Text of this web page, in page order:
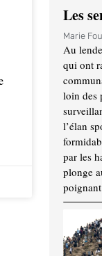
Les
Marie
Au
qui ont
loin des
l’élan
par les
plonge
poignant